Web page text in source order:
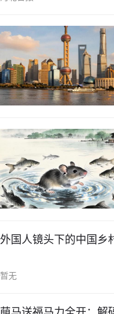
外国人镜头下的中国乡
暂无